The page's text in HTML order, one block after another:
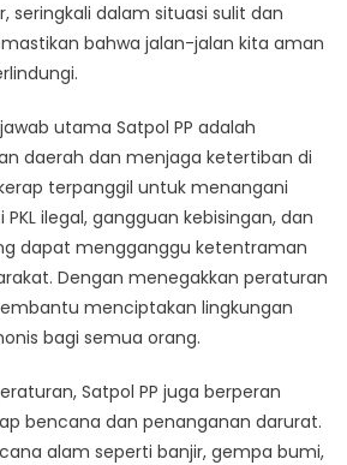
seringkali dalam situasi sulit dan
bahwa jalan-jalan kita aman
utama Satpol PP adalah
daerah dan menjaga ketertiban di
terpanggil untuk menangani
ilegal, gangguan kebisingan, dan
dapat mengganggu ketentraman
Dengan menegakkan peraturan
menciptakan lingkungan
bagi semua orang.
Satpol PP juga berperan
bencana dan penanganan darurat.
alam seperti banjir, gempa bumi,